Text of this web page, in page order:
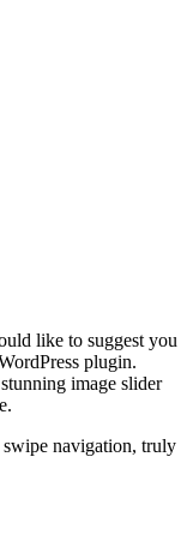
like to suggest you
plugin.
image slider
navigation, truly